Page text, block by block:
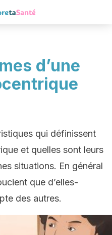
d’une
qui définissent
et quelles sont leurs
situations. En général
que d’elles-
des autres.